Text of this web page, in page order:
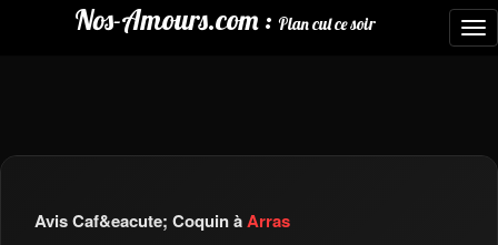
Nos-Amours.com : Plan cul ce soir
Avis Caf&eacute; Coquin àArras